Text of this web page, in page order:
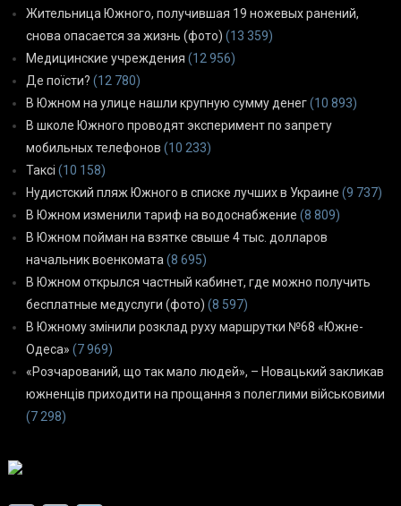
Жительница Южного, получившая 19 ножевых ранений,
снова опасается за жизнь (фото) (13 359)
Медицинские учреждения (12 956)
Де поїсти? (12 780)
В Южном на улице нашли крупную сумму денег(10 893)
В школе Южного проводят эксперимент по запрету
мобильных телефонов (10 233)
Таксі (10 158)
Нудистский пляж Южного в списке лучших в Украине (9 737)
В Южном изменили тариф на водоснабжение (8 809)
В Южном пойман на взятке свыше 4 тыс. долларов
начальник военкомата(8 695)
В Южном открылся частный кабинет, где можно получить
бесплатные медуслуги (фото) (8 597)
В Южному змінили розклад руху маршрутки №68 «Южне-
Одеса» (7 969)
«Розчарований, що так мало людей», – Новацький закликав
южненців приходити на прощання з полеглими військовими
(7 298)